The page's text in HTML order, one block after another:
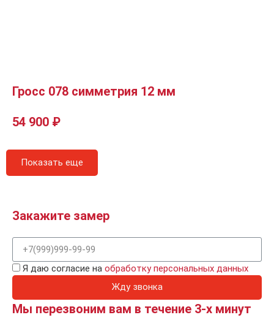
Гросс 078 симметрия 12 мм
54 900 ₽
Показать еще
Закажите замер
Я даю согласие на обработку персональных данных
Жду звонка
Мы перезвоним вам в течение 3-х минут